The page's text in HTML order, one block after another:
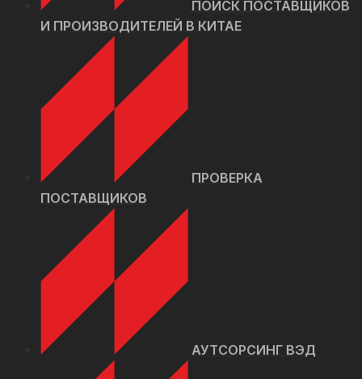
ПОИСК ПОСТАВЩИКОВ
И ПРОИЗВОДИТЕЛЕЙ В КИТАЕ
ПРОВЕРКА
ПОСТАВЩИКОВ
АУТСОРСИНГ ВЭД